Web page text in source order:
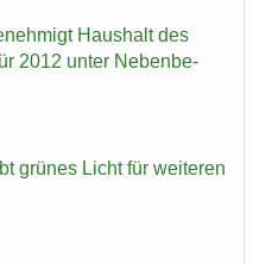
Haus­halt des
2012 unter Ne­ben­be­
grü­nes Licht für wei­te­ren